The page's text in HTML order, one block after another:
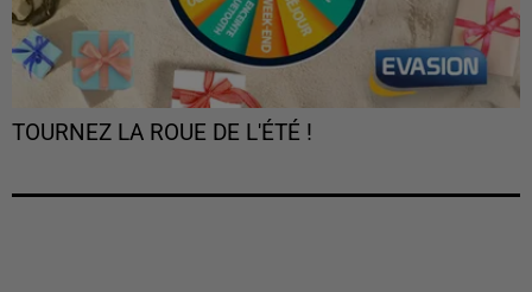
TOURNEZ LA ROUE DE L'ÉTÉ !